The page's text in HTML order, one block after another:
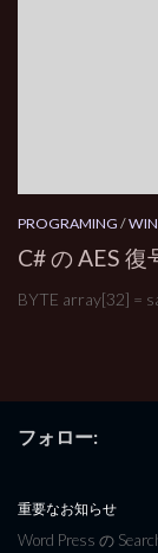
PROGRAMING /
C# の AES
BYTE array[32] =
フォロー:
重要なお知らせ
Word Press の